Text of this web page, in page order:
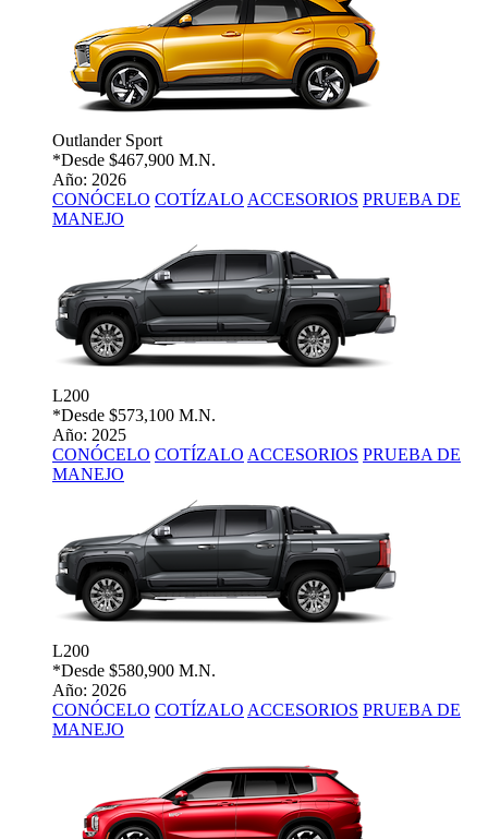
Outlander Sport
*Desde $467,900 M.N.
Año: 2026
CONÓCELO COTÍZALO ACCESORIOS PRUEBA DE
MANEJO
L200
*Desde $573,100 M.N.
Año: 2025
CONÓCELO COTÍZALO ACCESORIOS PRUEBA DE
MANEJO
L200
*Desde $580,900 M.N.
Año: 2026
CONÓCELO COTÍZALO ACCESORIOS PRUEBA DE
MANEJO